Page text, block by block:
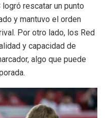
logró rescatar un punto
y mantuvo el orden
Por otro lado, los Red
y capacidad de
algo que puede